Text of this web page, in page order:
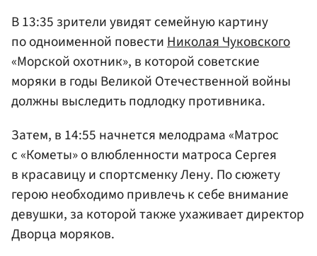
В 13:35 зрители увидят семейную картину
по одноименной повестиНиколая Чуковского
«Морской охотник», в которой советские
моряки в годы Великой Отечественной войны
должны выследить подлодку противника.
Затем, в 14:55 начнется мелодрама «Матрос
с «Кометы» о влюбленности матроса Сергея
в красавицу и спортсменку Лену. По сюжету
герою необходимо привлечь к себе внимание
девушки, за которой также ухаживает директор
Дворца моряков.